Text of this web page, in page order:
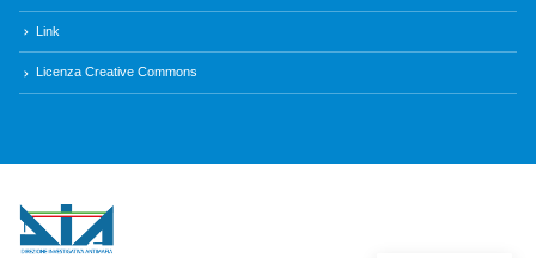
Link
Licenza Creative Commons